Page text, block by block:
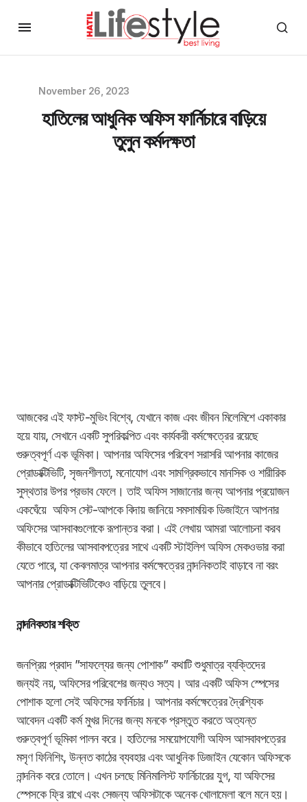
November 26, 2023
হাতিলের আধুনিক অফিস ফার্নিচারে বাড়িয়ে
তুলুন কর্মদক্ষতা
আজকের এই ফাস্ট-মুভিং বিশ্বে, যেখানে কাজ এবং জীবন মিলেমিশে একাকার
হয়ে যায়, সেখানে একটি সুপরিকল্পিত এবং কার্যকরী কর্মক্ষেত্রের রয়েছে
গুরুত্বপূর্ণ এক ভূমিকা। আপনার অফিসের পরিবেশ সরাসরি আপনার কাজের
প্রোডাক্টিভিটি, সৃজনশীলতা, মনোযোগ এবং সামগ্রিকভাবে মানসিক ও শারীরিক
সুস্থতার উপর প্রভাব ফেলে। তাই অফিস সাজানোর জন্য আপনার প্রয়োজন
একঘেঁয়ে অফিস সেট-আপকে বিদায় জানিয়ে সমসাময়িক ডিজাইনে আপনার
অফিসের আসবাবগুলোকে রূপান্তর করা। এই লেখায় আমরা আলোচনা করব
কীভাবে হাতিলের আসবাবপত্রের সাথে একটি স্টাইলিশ অফিস মেকওভার করা
যেতে পারে, যা কেবলমাত্র আপনার কর্মক্ষেত্রের নান্দনিকতাই বাড়াবে না বরং
আপনার প্রোডাক্টিভিটিকেও বাড়িয়ে তুলবে।
নান্দনিকতার শক্তি
জনপ্রিয় প্রবাদ ”সাফল্যের জন্য পোশাক” কথাটি শুধুমাত্র ব্যক্তিদের
জন্যই নয়, অফিসের পরিবেশের জন্যও সত্য। আর একটি অফিস স্পেসের
পোশাক হলো সেই অফিসের ফার্নিচার। আপনার কর্মক্ষেত্রের দ্রৈশ্যিক
আবেদন একটি কর্ম মুখর দিনের জন্য মনকে প্রস্তুত করতে অত্যন্ত
গুরুত্বপূর্ণ ভূমিকা পালন করে। হাতিলের সময়োপযোগী অফিস আসবাবপত্রের
মসৃণ ফিনিশিং, উন্নত কাঠের ব্যবহার এবং আধুনিক ডিজাইন যেকোন অফিসকে
নান্দনিক করে তোলে। এখন চলছে মিনিমালিস্ট ফার্নিচারের যুগ, যা অফিসের
স্পেসকে ফ্রি রাখে এবং সেজন্য অফিসটাকে অনেক খোলামেলা বলে মনে হয়।